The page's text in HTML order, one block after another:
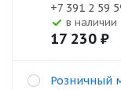
+7 391 2 59
В наличии
17 230 ₽
Розничный